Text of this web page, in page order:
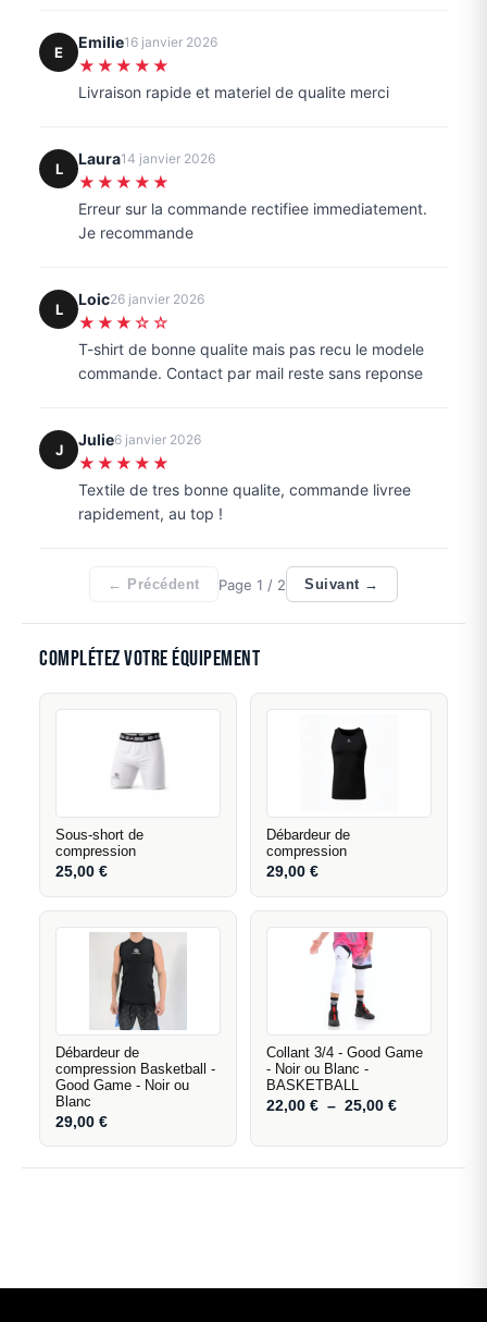
E
Emilie16 janvier 2026
★★★★★
Livraison rapide et materiel de qualite merci
L
Laura14 janvier 2026
★★★★★
Erreur sur la commande rectifiee immediatement.
Je recommande
L
Loic26 janvier 2026
★★★☆☆
T-shirt de bonne qualite mais pas recu le modele
commande. Contact par mail reste sans reponse
J
Julie6 janvier 2026
★★★★★
Textile de tres bonne qualite, commande livree
rapidement, au top !
← Précédent Page1 / 2 Suivant →
Complétez votre équipement
Sous-short de
compression
25,00€
Débardeur de
compression
29,00€
Débardeur de
compression Basketball -
Good Game - Noir ou
Blanc
29,00€
Collant 3/4 - Good Game
- Noir ou Blanc -
BASKETBALL
22,00€ – 25,00€